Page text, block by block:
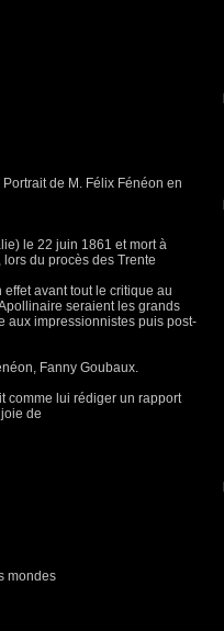
de M. Félix Fénéon en
le 22 juin 1861 et mort à
du procès des Trente
avant tout le critique au
seraient les grands
aux impressionnistes puis post-
Fanny Goubaux.
comme lui rédiger un rapport
de